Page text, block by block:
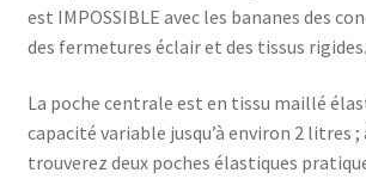
est IMPOSSIBLE avec les bananes des
des fermetures éclair et des tissus rigides.
La poche centrale est en tissu maillé
capacité variable jusqu’à environ 2 litres ;
trouverez deux poches élastiques